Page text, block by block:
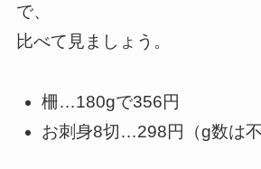
で、
比べて見ましょう。
柵…180gで356円
お刺身8切…298円（g数は不